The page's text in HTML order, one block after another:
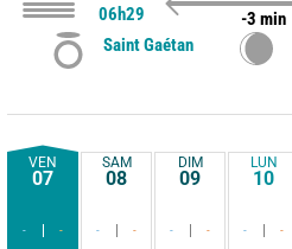
06h29
-3 min
Saint Gaétan
VEN
07
- -
SAM
08
- -
DIM
09
- -
LUN
10
- -